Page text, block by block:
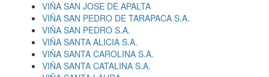
VIÑA SAN JOSE DE APALTA
VIÑA SAN PEDRO DE TARAPACA S.A.
VIÑA SAN PEDRO S.A.
VIÑA SANTA ALICIA S.A.
VIÑA SANTA CAROLINA S.A.
VIÑA SANTA CATALINA S.A.